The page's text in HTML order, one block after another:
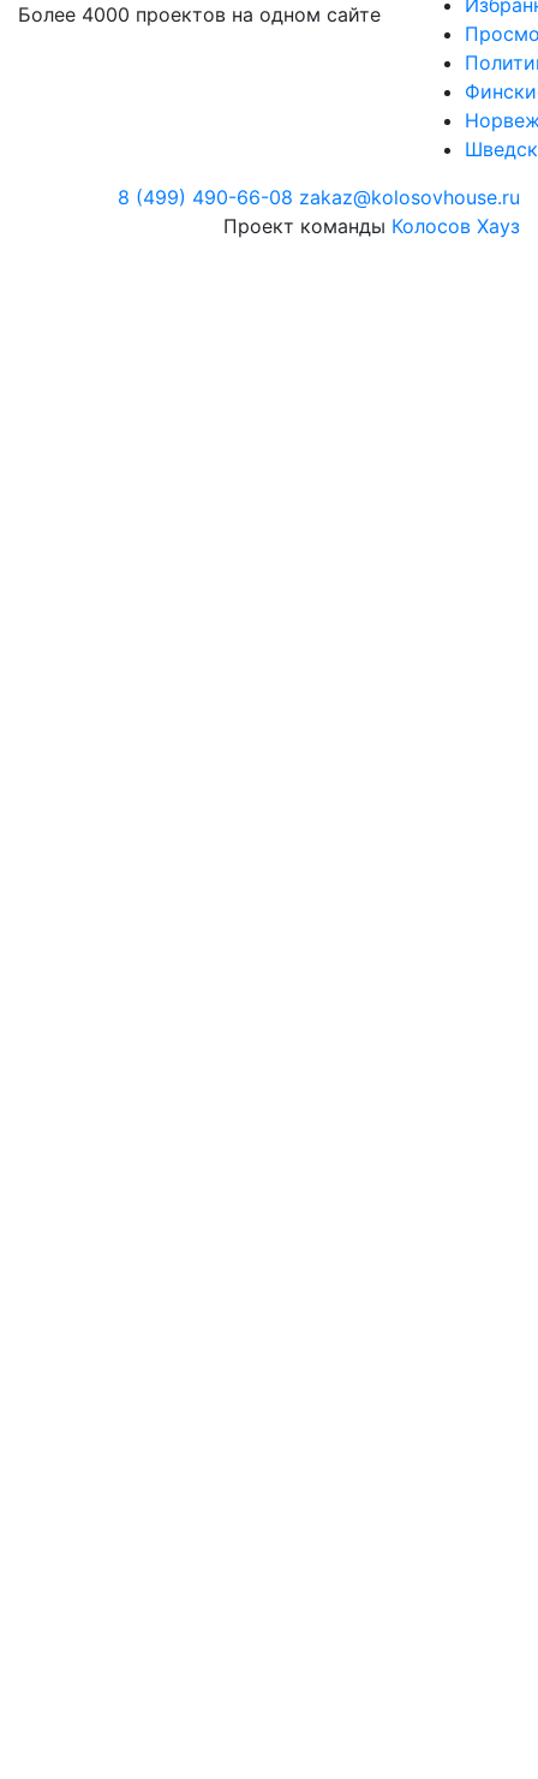
Более 4000 проектов на одном сайте
8 (499) 490-66-08 zakaz@kolosovhouse.ru
Проект команды Колосов Хауз